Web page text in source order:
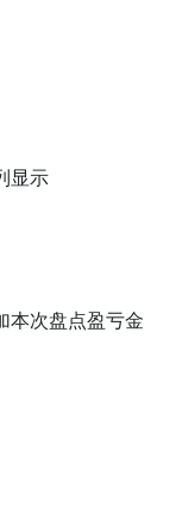
显示
本次盘点盈亏金